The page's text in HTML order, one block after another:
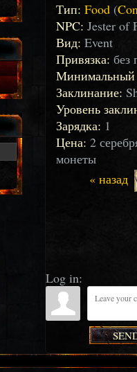
Тип: Food (
NPC: Jester of
Вид: Event
Привязка: без
Минимальный
Заклинание:
Уровень
Зарядка: 1
Цена: 2
монеты
« назад
Log in: